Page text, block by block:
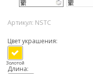
Артикул: NSTC
Цвет украшения:
Золотой
Длина: